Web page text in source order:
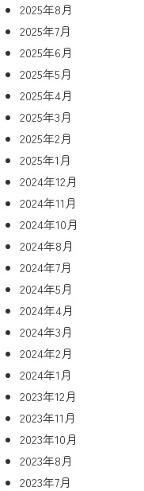
2025年8月
2025年7月
2025年6月
2025年5月
2025年4月
2025年3月
2025年2月
2025年1月
2024年12月
2024年11月
2024年10月
2024年8月
2024年7月
2024年5月
2024年4月
2024年3月
2024年2月
2024年1月
2023年12月
2023年11月
2023年10月
2023年8月
2023年7月